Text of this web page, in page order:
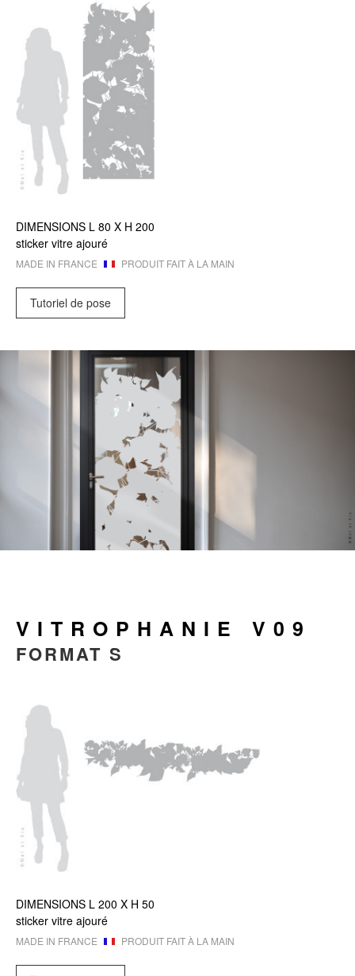
DIMENSIONS L 80 X H 200
sticker vitre ajouré
MADE IN FRANCE PRODUIT FAIT À LA MAIN
Tutoriel de pose
VITROPHANIE V09
FORMAT S
DIMENSIONS L 200 X H 50
sticker vitre ajouré
MADE IN FRANCE PRODUIT FAIT À LA MAIN